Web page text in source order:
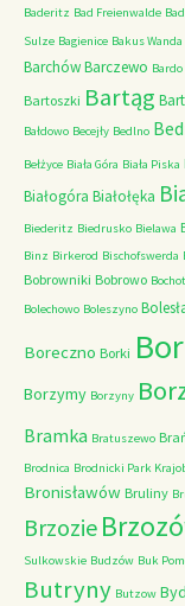
Baderitz Bad Freienwalde
Sulze Bagienice Bakus Wanda
BarchówBarczewo Bardo
Bartoszki Bartąg
Bałdowo Becejły Bedlno
Bełżyce Biała Góra Biała Piska
Białogóra Białołęka
Biederitz Biedrusko Bielawa
Binz Birkerod Bischofswerda
Bobrowniki Bobrowo
Bolechowo Boleszyno
Boreczno Borki
Borzymy Borzyny
Bramka Bratuszewo
Brodnica Brodnicki Park
Bronisławów Bruliny
Brzozie
Sulkowskie Budzów Buk
Butryny Butzow